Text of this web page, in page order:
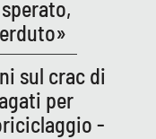
sul crac di
per
-